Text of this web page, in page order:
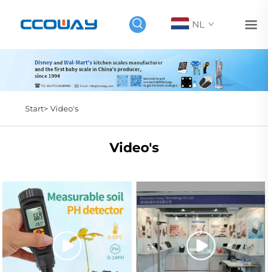
NL
Start> Video's
Video's